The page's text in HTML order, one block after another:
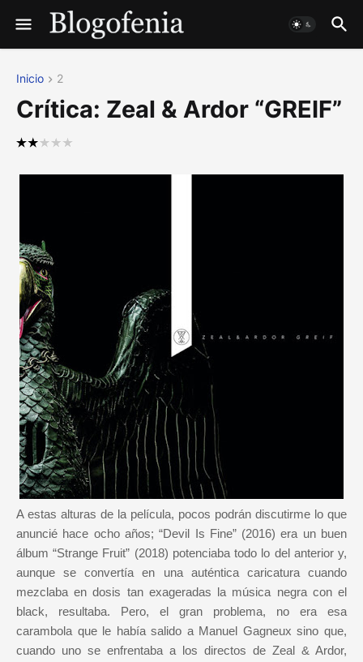
Inicio 2
Crítica: Zeal & Ardor “GREIF”
A estas alturas de la película, pocos podrán discutirme lo que
anuncié hace ocho años; “Devil Is Fine” (2016) era un buen
álbum “Strange Fruit” (2018) potenciaba todo lo del anterior y,
aunque se convertía en una auténtica caricatura cuando
mezclaba en dosis tan exageradas la música negra con el
black, resultaba. Pero, el gran problema, no era esa
carambola que le había salido a Manuel Gagneux sino que,
cuando uno se enfrentaba a los directos de Zeal & Ardor,